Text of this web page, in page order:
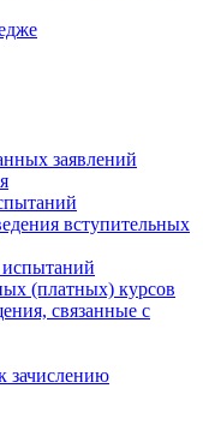
заявлений
вступительных
испытаний
(платных) курсов
связанные с
зачислению